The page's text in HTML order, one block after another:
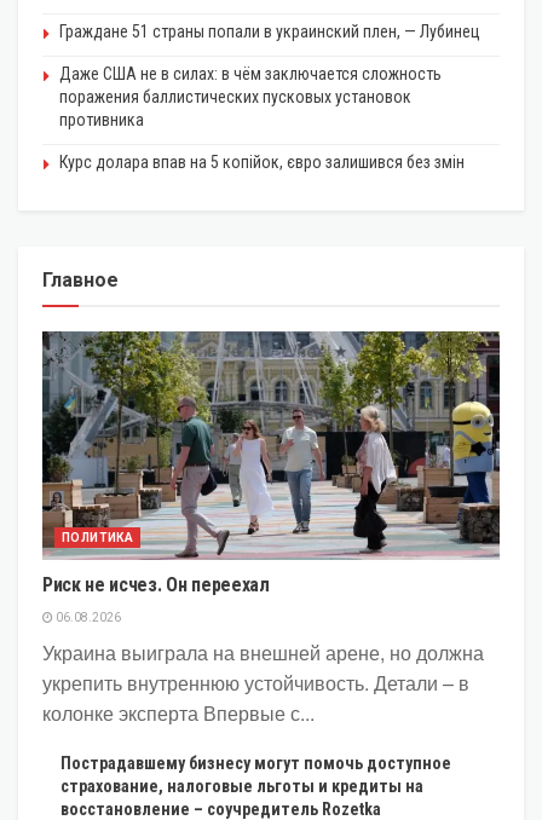
Граждане 51 страны попали в украинский плен, — Лубинец
Даже США не в силах: в чём заключается сложность
поражения баллистических пусковых установок
противника
Курс долара впав на 5 копійок, євро залишився без змін
Главное
ПОЛИТИКА
Риск не исчез. Он переехал
06.08.2026
Украина выиграла на внешней арене, но должна
укрепить внутреннюю устойчивость. Детали – в
колонке эксперта Впервые с...
Пострадавшему бизнесу могут помочь доступное
страхование, налоговые льготы и кредиты на
восстановление – соучредитель Rozetka